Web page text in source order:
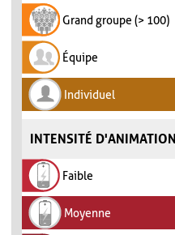
Grand groupe (> 100)
Équipe
Individuel
INTENSITÉ D'ANIMATION
Faible
Moyenne